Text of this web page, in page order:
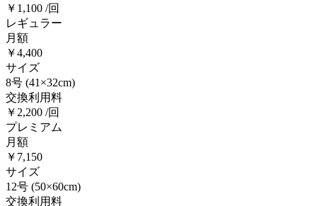
￥1,100 /回
レギュラー
月額
￥4,400
サイズ
8号 (41×32cm)
交換利用料
￥2,200 /回
プレミアム
月額
￥7,150
サイズ
12号 (50×60cm)
交換利用料